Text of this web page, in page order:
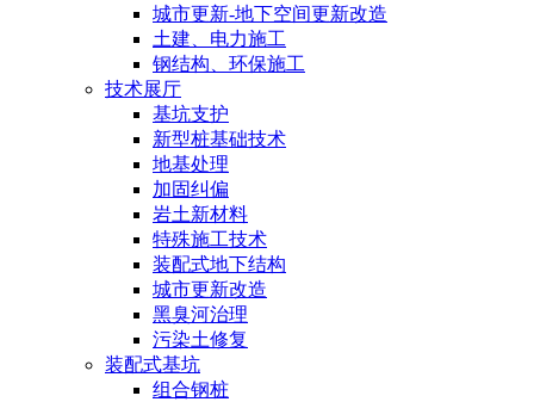
城市更新-地下空间更新改造
土建、电力施工
钢结构、环保施工
技术展厅
基坑支护
新型桩基础技术
地基处理
加固纠偏
岩土新材料
特殊施工技术
装配式地下结构
城市更新改造
黑臭河治理
污染土修复
装配式基坑
组合钢桩